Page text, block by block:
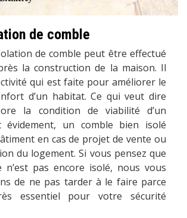
de comble
de comble peut être effectué
la construction de la maison. Il
qui est faite pour améliorer le
d’un habitat. Ce qui veut dire
la condition de viabilité d’un
évidement, un comble bien isolé
en cas de projet de vente ou
du logement. Si vous pensez que
n’est pas encore isolé, nous vous
de ne pas tarder à le faire parce
essentiel pour votre sécurité